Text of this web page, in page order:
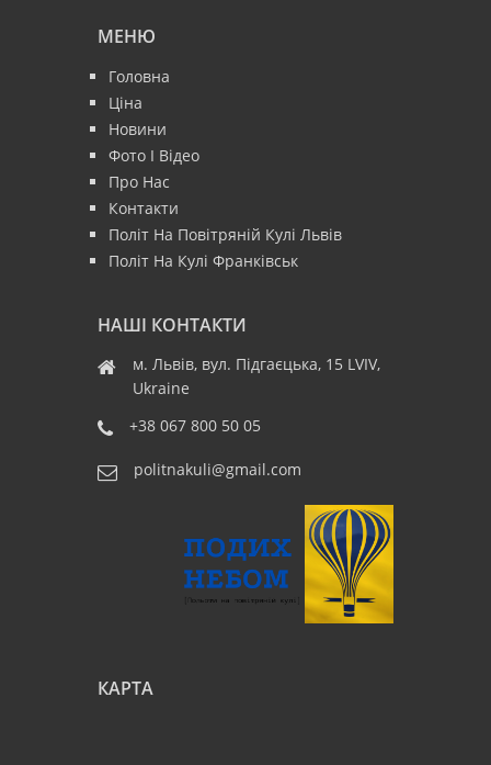
МЕНЮ
Головна
Ціна
Новини
Фото І Відео
Про Нас
Контакти
Політ На Повітряній Кулі Львів
Політ На Кулі Франківськ
НАШІ КОНТАКТИ
м. Львів, вул. Підгаєцька, 15 LVIV,
Ukraine
+38 067 800 50 05
politnakuli@gmail.com
КАРТА